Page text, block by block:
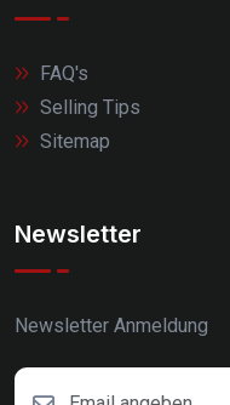
FAQ's
Selling Tips
Sitemap
Newsletter
Newsletter Anmeldung